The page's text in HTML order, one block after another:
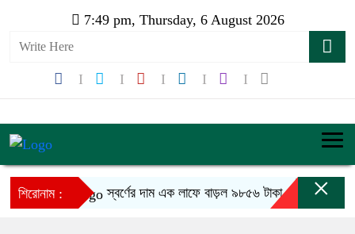
7:49 pm, Thursday, 6 August 2026
শিরোনাম : স্বর্ণের দাম এক লাফে বাড়ল ৯৮৫৬ টাকা ×